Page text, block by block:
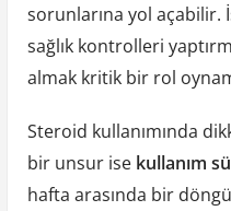
sorunlarına yol açabilir.
sağlık kontrolleri
almak kritik bir rol
Steroid kullanımında
bir unsur ise kullanım
hafta arasında bir